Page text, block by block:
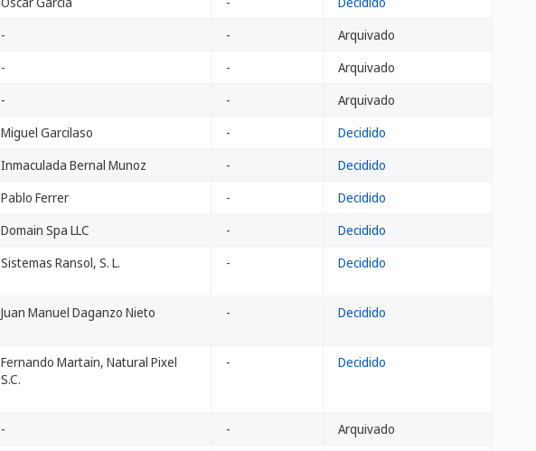
- -
Arquivado
- -
Arquivado
- -
Arquivado
Miguel Garcilaso -
Decidido
Inmaculada Bernal Munoz -
Decidido
Pablo Ferrer -
Decidido
Domain Spa LLC -
Decidido
Sistemas Ransol, S. L. - Decidido
Juan Manuel Daganzo Nieto - Decidido
Fernando Martain, Natural Pixel
S.C.
- Decidido
- -
Arquivado